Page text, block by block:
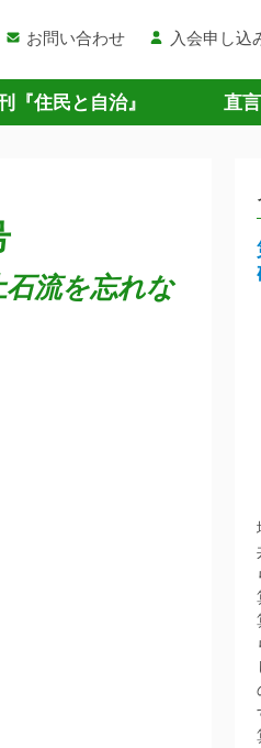
お問い合わせ 入会申し込
『住民と自治』 直言
流を忘れな